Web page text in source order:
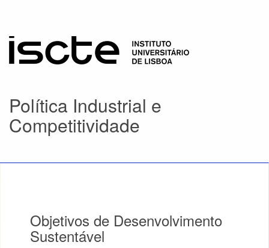
Política Industrial e
Competitividade
Objetivos de Desenvolvimento
Sustentável